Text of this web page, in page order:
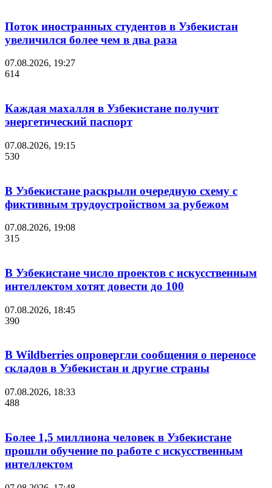
Поток иностранных студентов в Узбекистан
увеличился более чем в два раза
07.08.2026, 19:27
614
Каждая махалля в Узбекистане получит
энергетический паспорт
07.08.2026, 19:15
530
В Узбекистане раскрыли очередную схему с
фиктивным трудоустройством за рубежом
07.08.2026, 19:08
315
В Узбекистане число проектов с искусственным
интеллектом хотят довести до 100
07.08.2026, 18:45
390
В Wildberries опровергли сообщения о переносе
складов в Узбекистан и другие страны
07.08.2026, 18:33
488
Более 1,5 миллиона человек в Узбекистане
прошли обучение по работе с искусственным
интеллектом